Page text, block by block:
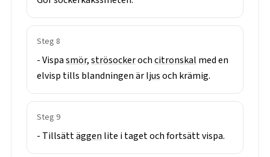
Steg 8
-Vispasmör,strösockerochcitronskal meden
elvisp tills blandningenärljusoch krämig.
Steg 9
- Tillsättäggen lite itagetochfortsättvispa.